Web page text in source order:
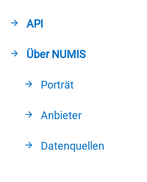
API
Über NUMIS
Porträt
Anbieter
Datenquellen